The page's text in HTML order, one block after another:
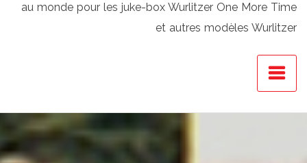
au monde pour les juke-box Wurlitzer One More Time
et autres modèles Wurlitzer